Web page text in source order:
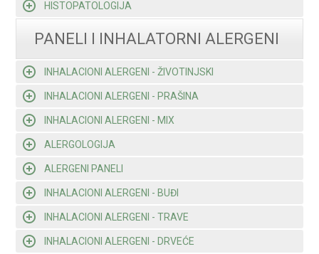
HISTOPATOLOGIJA
PANELI I INHALATORNI ALERGENI
INHALACIONI ALERGENI - ŽIVOTINJSKI
INHALACIONI ALERGENI - PRAŠINA
INHALACIONI ALERGENI - MIX
ALERGOLOGIJA
ALERGENI PANELI
INHALACIONI ALERGENI - BUĐI
INHALACIONI ALERGENI - TRAVE
INHALACIONI ALERGENI - DRVEĆE